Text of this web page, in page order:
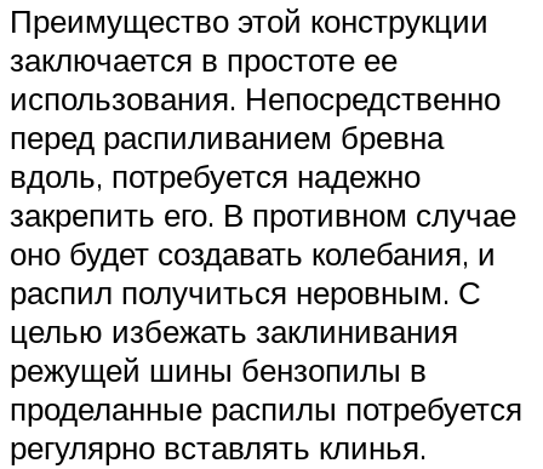
Преимущество этой конструкции
заключается в простоте ее
использования. Непосредственно
перед распиливанием бревна
вдоль, потребуется надежно
закрепить его. В противном случае
оно будет создавать колебания, и
распил получиться неровным. С
целью избежать заклинивания
режущей шины бензопилы в
проделанные распилы потребуется
регулярно вставлять клинья.